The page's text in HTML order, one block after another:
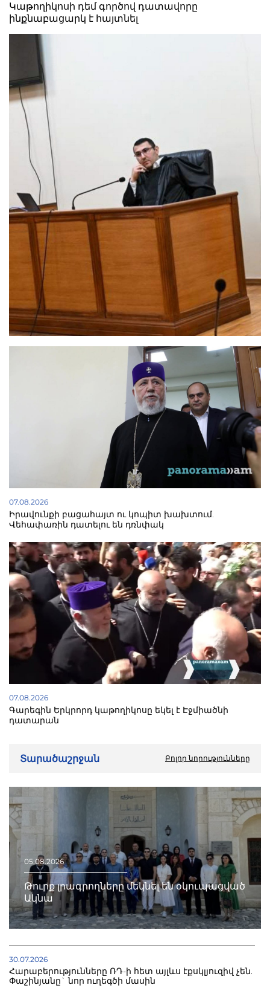
Կաթողիկոսի դեմ գործով դատավորը
ինքնաբացարկ է հայտնել
07.08.2026
Իրավունքի բացահայտ ու կոպիտ խախտում.
Վեհափառին դատելու են դռնփակ
07.08.2026
Գարեգին Երկրորդ կաթողիկոսը եկել է Էջմիածնի
դատարան
Տարածաշրջան Բոլոր նորությունները
05.08.2026
Թուրք լրագրողները մեկնել են օկուպացված
Ակնա
30.07.2026
Հարաբերությունները ՌԴ-ի հետ այլևս էքսկլյուզիվ չեն.
Փաշինյանը` նոր ուղեգծի մասին